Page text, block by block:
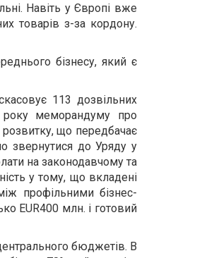
Навіть у Європі вже
товарів з-за кордону.
бізнесу, який є
113 дозвільних
меморандуму про
розвитку, що передбачає
звернутися до Уряду у
на законодавчому та
у тому, що вкладені
профільними бізнес-
EUR400 млн. і готовий
бюджетів. В